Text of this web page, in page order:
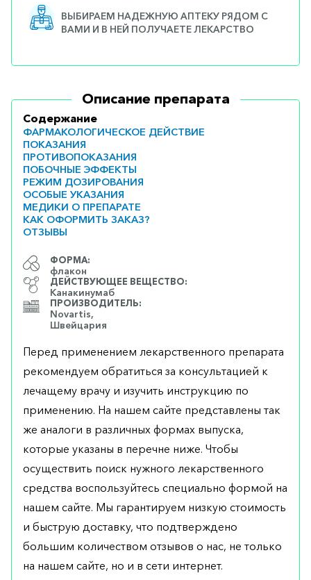
ВЫБИРАЕМ НАДЕЖНУЮ АПТЕКУ РЯДОМ С
ВАМИ И В НЕЙ ПОЛУЧАЕТЕ ЛЕКАРСТВО
Описание препарата
Содержание
ФАРМАКОЛОГИЧЕСКОЕ ДЕЙСТВИЕ
ПОКАЗАНИЯ
ПРОТИВОПОКАЗАНИЯ
ПОБОЧНЫЕ ЭФФЕКТЫ
РЕЖИМ ДОЗИРОВАНИЯ
ОСОБЫЕ УКАЗАНИЯ
МЕДИКИ О ПРЕПАРАТЕ
КАК ОФОРМИТЬ ЗАКАЗ?
ОТЗЫВЫ
ФОРМА:
флакон
ДЕЙСТВУЮЩЕЕ ВЕЩЕСТВО:
Канакинумаб
ПРОИЗВОДИТЕЛЬ:
Novartis,
Швейцария
Перед применением лекарственного препарата
рекомендуем обратиться за консультацией к
лечащему врачу и изучить инструкцию по
применению. На нашем сайте представлены так
же аналоги в различных формах выпуска,
которые указаны в перечне ниже. Чтобы
осуществить поиск нужного лекарственного
средства воспользуйтесь специально формой на
нашем сайте. Мы гарантируем низкую стоимость
и быструю доставку, что подтверждено
большим количеством отзывов о нас, не только
на нашем сайте, но и в сети интернет.